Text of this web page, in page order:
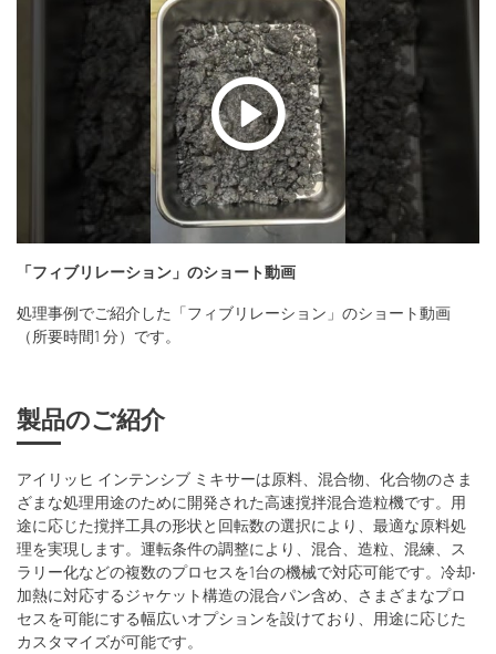
「フィブリレーション」のショート動画
処理事例でご紹介した「フィブリレーション」のショート動画
（所要時間1 分）です。
製品のご紹介
アイリッヒ インテンシブ ミキサーは原料、混合物、化合物のさま
ざまな処理⽤途のために開発された⾼速撹拌混合造粒機です。⽤
途に応じた撹拌⼯具の形状と回転数の選択により、最適な原料処
理を実現します。運転条件の調整により、混合、造粒、混練、ス
ラリー化などの複数のプロセスを1台の機械で対応可能です。冷却‧
加熱に対応するジャケット構造の混合パン含め、さまざまなプロ
セスを可能にする幅広いオプションを設けており、⽤途に応じた
カスタマイズが可能です。